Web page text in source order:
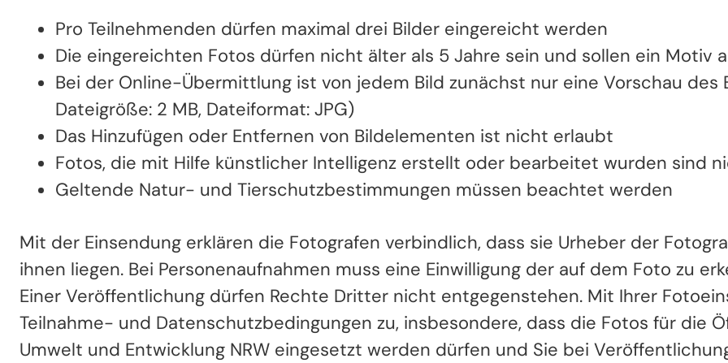
Pro Teilnehmenden dürfen maximal drei Bilder eingereicht werden
Die eingereichten Fotos dürfen nicht älter als 5 Jahre sein und sollen ein Motiv
Bei der Online-Übermittlung ist von jedem Bild zunächst nur eine Vorschau des
Dateigröße: 2 MB, Dateiformat: JPG)
Das Hinzufügen oder Entfernen von Bildelementen ist nicht erlaubt
Fotos, die mit Hilfe künstlicher Intelligenz erstellt oder bearbeitet wurden sind
Geltende Natur- und Tierschutzbestimmungen müssen beachtet werden
Mit der Einsendung erklären die Fotografen verbindlich, dass sie Urheber der
ihnen liegen. Bei Personenaufnahmen muss eine Einwilligung der auf dem Foto zu
Einer Veröffentlichung dürfen Rechte Dritter nicht entgegenstehen. Mit Ihrer
Teilnahme- und Datenschutzbedingungen zu, insbesondere, dass die Fotos für die
Umwelt und Entwicklung NRW eingesetzt werden dürfen und Sie bei